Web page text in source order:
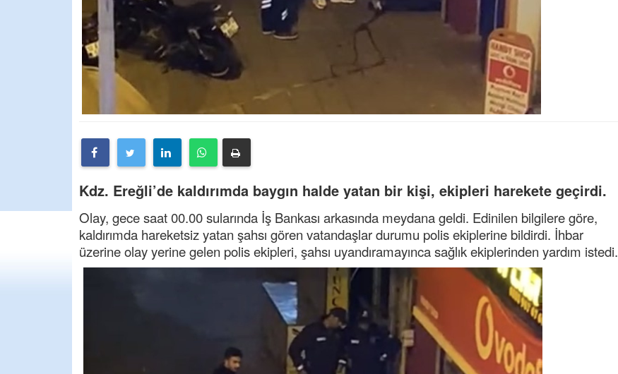
Kdz. Ereğli’de kaldırımda baygın halde yatan bir kişi, ekipleri harekete geçirdi.
Olay, gece saat 00.00 sularında İş Bankası arkasında meydana geldi. Edinilen bilgilere göre,
kaldırımda hareketsiz yatan şahsı gören vatandaşlar durumu polis ekiplerine bildirdi. İhbar
üzerine olay yerine gelen polis ekipleri, şahsı uyandıramayınca sağlık ekiplerinden yardım istedi.